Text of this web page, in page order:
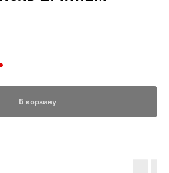
В корзину